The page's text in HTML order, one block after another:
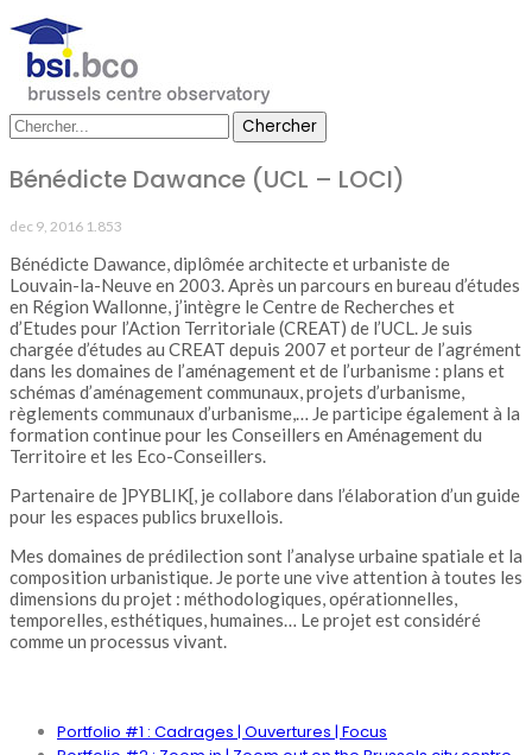
Bénédicte Dawance (UCL – LOCI)
dec 9, 2016 1.853
Bénédicte Dawance, diplômée architecte et urbaniste de
Louvain-la-Neuve en 2003. Après un parcours en bureau d’études
en Région Wallonne, j’intègre le Centre de Recherches et
d’Etudes pour l’Action Territoriale (CREAT) de l’UCL. Je suis
chargée d’études au CREAT depuis 2007 et porteur de l’agrément
dans les domaines de l’aménagement et de l’urbanisme : plans et
schémas d’aménagement communaux, projets d’urbanisme,
règlements communaux d’urbanisme,… Je participe également à la
formation continue pour les Conseillers en Aménagement du
Territoire et les Eco-Conseillers.
Partenaire de ]PYBLIK[, je collabore dans l’élaboration d’un guide
pour les espaces publics bruxellois.
Mes domaines de prédilection sont l’analyse urbaine spatiale et la
composition urbanistique. Je porte une vive attention à toutes les
dimensions du projet : méthodologiques, opérationnelles,
temporelles, esthétiques, humaines… Le projet est considéré
comme un processus vivant.
Portfolio #1 : Cadrages | Ouvertures | Focus